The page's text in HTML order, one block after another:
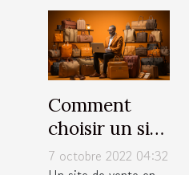
Comment
choisir un site
de vente en
7 octobre 2022 04:32